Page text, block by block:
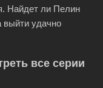
Найдет ли Пелин
выйти удачно
все серии